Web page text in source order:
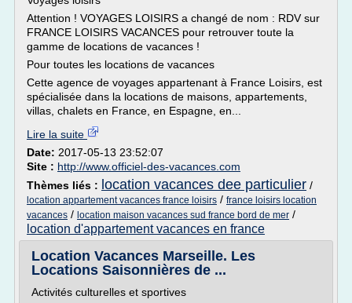
Attention ! VOYAGES LOISIRS a changé de nom : RDV sur
FRANCE LOISIRS VACANCES pour retrouver toute la
gamme de locations de vacances !
Pour toutes les locations de vacances
Cette agence de voyages appartenant à France Loisirs, est
spécialisée dans la locations de maisons, appartements,
villas, chalets en France, en Espagne, en...
Lire la suite
Date: 2017-05-13 23:52:07
Site : http://www.officiel-des-vacances.com
Thèmes liés : location vacances dee particulier /
location appartement vacances france loisirs / france loisirs location
vacances / location maison vacances sud france bord de mer /
location d'appartement vacances en france
Location Vacances Marseille. Les
Locations Saisonnières de ...
Activités culturelles et sportives